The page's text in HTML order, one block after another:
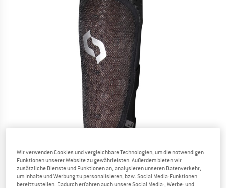
Detailansichten
Wir verwenden Cookies und vergleichbare Technologien, um die notwendigen
Funktionen unserer Website zu gewährleisten. Außerdem bieten wir
zusätzliche Dienste und Funktionen an, analysieren unseren Datenverkehr,
um Inhalte und Werbung zu personalisieren, bzw. Social Media-Funktionen
bereitzustellen. Dadurch erfahren auch unsere Social Media-, Werbe- und